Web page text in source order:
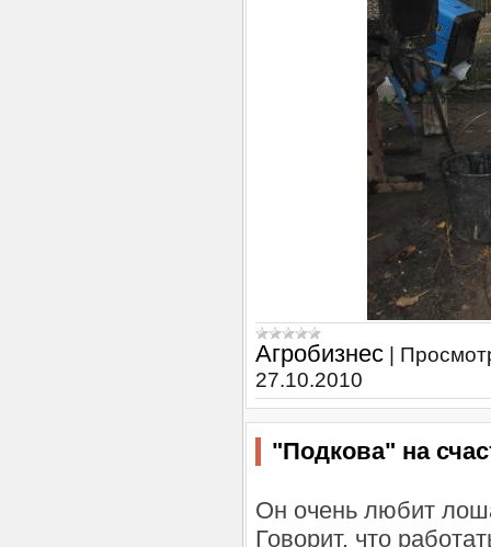
Агробизнес
27.10.2010
"Подкова" на
Он очень любит
Говорит, что